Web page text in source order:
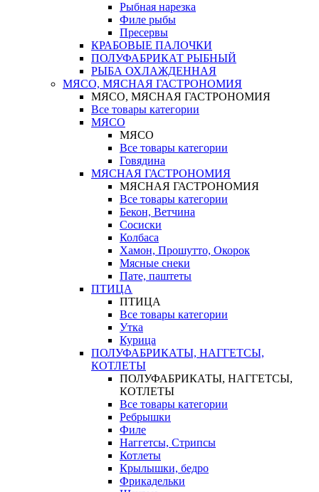
Рыбная нарезка
Филе рыбы
Пресервы
КРАБОВЫЕ ПАЛОЧКИ
ПОЛУФАБРИКАТ РЫБНЫЙ
РЫБА ОХЛАЖДЕННАЯ
МЯСО, МЯСНАЯ ГАСТРОНОМИЯ
МЯСО, МЯСНАЯ ГАСТРОНОМИЯ
Все товары категории
МЯСО
МЯСО
Все товары категории
Говядина
МЯСНАЯ ГАСТРОНОМИЯ
МЯСНАЯ ГАСТРОНОМИЯ
Все товары категории
Бекон, Ветчина
Сосиски
Колбаса
Хамон, Прошутто, Окорок
Мясные снеки
Пате, паштеты
ПТИЦА
ПТИЦА
Все товары категории
Утка
Курица
ПОЛУФАБРИКАТЫ, НАГГЕТСЫ,
КОТЛЕТЫ
ПОЛУФАБРИКАТЫ, НАГГЕТСЫ,
КОТЛЕТЫ
Все товары категории
Ребрышки
Филе
Наггетсы, Стрипсы
Котлеты
Крылышки, бедро
Фрикадельки